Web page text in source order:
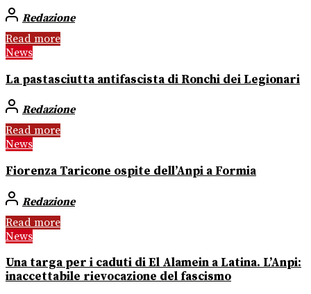
Redazione
Read more
News
La pastasciutta antifascista di Ronchi dei Legionari
Redazione
Read more
News
Fiorenza Taricone ospite dell’Anpi a Formia
Redazione
Read more
News
Una targa per i caduti di El Alamein a Latina. L’Anpi:
inaccettabile rievocazione del fascismo